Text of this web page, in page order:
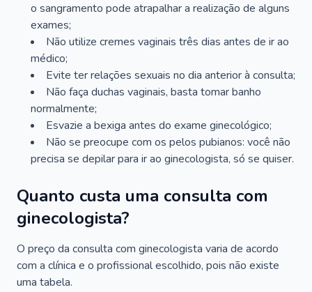
o sangramento pode atrapalhar a realização de alguns
exames;
Não utilize cremes vaginais três dias antes de ir ao
médico;
Evite ter relações sexuais no dia anterior à consulta;
Não faça duchas vaginais, basta tomar banho
normalmente;
Esvazie a bexiga antes do exame ginecológico;
Não se preocupe com os pelos pubianos: você não
precisa se depilar para ir ao ginecologista, só se quiser.
Quanto custa uma consulta com
ginecologista?
O preço da consulta com ginecologista varia de acordo
com a clínica e o profissional escolhido, pois não existe
uma tabela.